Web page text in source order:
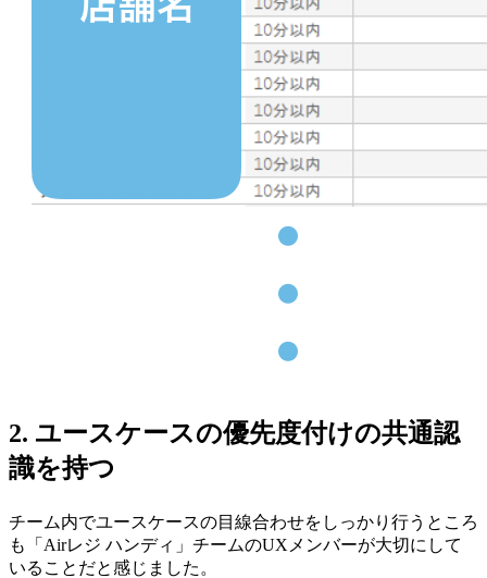
2. ユースケースの優先度付けの共通認
識を持つ
チーム内でユースケースの目線合わせをしっかり行うところ
も「Airレジ ハンディ」チームのUXメンバーが大切にして
いることだと感じました。